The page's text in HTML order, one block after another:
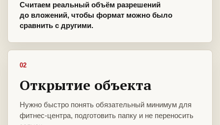
Считаем реальный объём разрешений
до вложений, чтобы формат можно было
сравнить с другими.
02
Открытие объекта
Нужно быстро понять обязательный минимум для
фитнес-центра, подготовить папку и не переносить